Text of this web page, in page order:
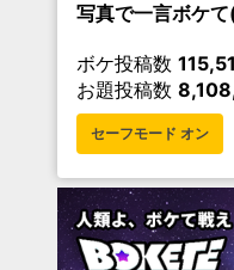
写真で一言ボケ
ボケ投稿数
お題投稿数
セーフモード オン